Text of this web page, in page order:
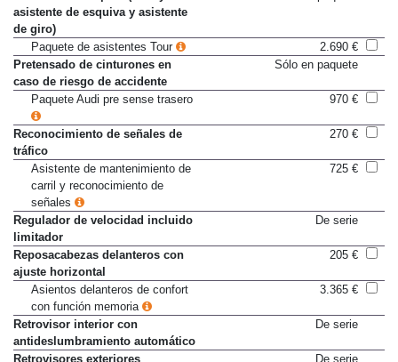
Pre sense front plus (incluye
asistente de esquiva y asistente
de giro)
Paquete de asistentes Tour
2.690 €
Pretensado de cinturones en
caso de riesgo de accidente
Paquete Audi pre sense trasero
Reconocimiento de señales de
tráfico
Asistente de mantenimiento de
carril y reconocimiento de
señales
Regulador de velocidad incluido
limitador
Reposacabezas delanteros con
ajuste horizontal
Asientos delanteros de confort
con función memoria
Retrovisor interior con
antideslumbramiento automático